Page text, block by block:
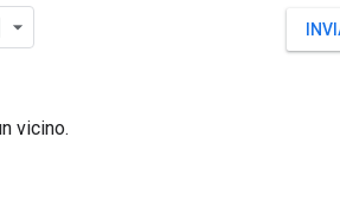
vicino.